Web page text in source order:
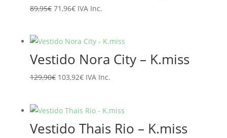
89,95€ El
era:
89,95€.
71,96€El
es:
71,96€.
IVA Inc.
Vestido Nora City – K.miss
129,90€ El
era:
129,90€.
103,92€El
es:
103,92€.
IVA Inc.
Vestido Thais Rio – K.miss